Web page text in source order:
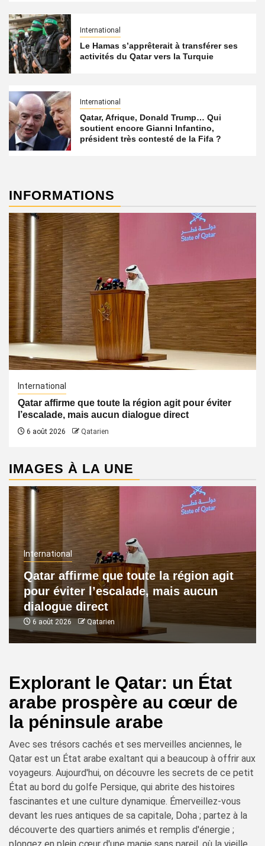
International
Le Hamas s’apprêterait à transférer ses
activités du Qatar vers la Turquie
International
Qatar, Afrique, Donald Trump… Qui
soutient encore Gianni Infantino,
président très contesté de la Fifa ?
INFORMATIONS
International
Qatar affirme que toute la région agit pour éviter
l’escalade, mais aucun dialogue direct
6 août 2026 Qatarien
IMAGES À LA UNE
International
Qatar affirme que toute la région agit
pour éviter l’escalade, mais aucun
dialogue direct
6 août 2026 Qatarien
Explorant le Qatar: un État
arabe prospère au cœur de
la péninsule arabe
Avec ses trésors cachés et ses merveilles anciennes, le
Qatar est un État arabe exaltant qui a beaucoup à offrir aux
voyageurs. Aujourd'hui, on découvre les secrets de ce petit
État au bord du golfe Persique, qui abrite des histoires
fascinantes et une culture dynamique. Émerveillez-vous
devant les rues antiques de sa capitale, Doha ; partez à la
découverte des quartiers animés et remplis d'énergie ;